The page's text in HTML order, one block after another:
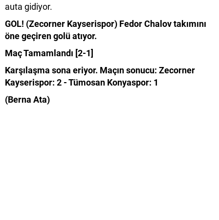
auta gidiyor.
GOL! (Zecorner Kayserispor) Fedor Chalov takımını
öne geçiren golü atıyor.
Maç Tamamlandı [2-1]
Karşılaşma sona eriyor. Maçın sonucu: Zecorner
Kayserispor: 2 - Tümosan Konyaspor: 1
(Berna Ata)